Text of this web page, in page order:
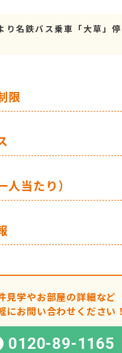
り名鉄バス乗車「大草」
限
当たり）
見学やお部屋の詳細など
にお問い合わせください！
0120-89-1165